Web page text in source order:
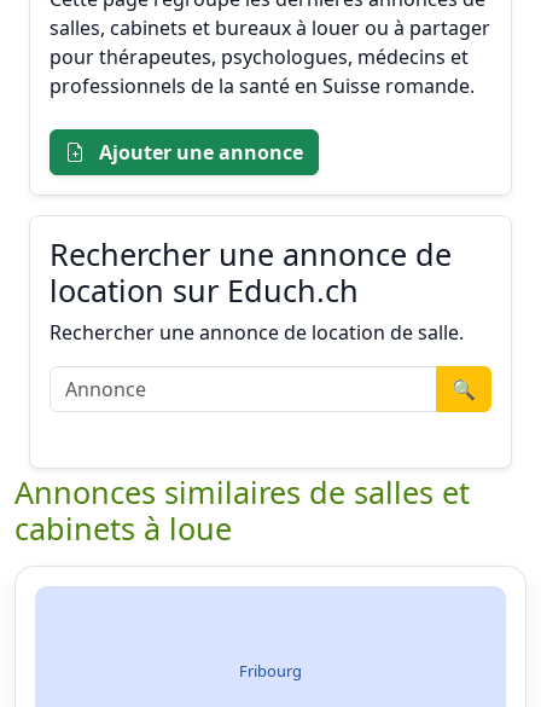
salles, cabinets et bureaux à louer ou à partager
pour thérapeutes, psychologues, médecins et
professionnels de la santé en Suisse romande.
Ajouter une annonce
Rechercher une annonce de
location sur Educh.ch
Rechercher une annonce de location de salle.
🔍
Annonces similaires de salles et
cabinets à loue
Fribourg